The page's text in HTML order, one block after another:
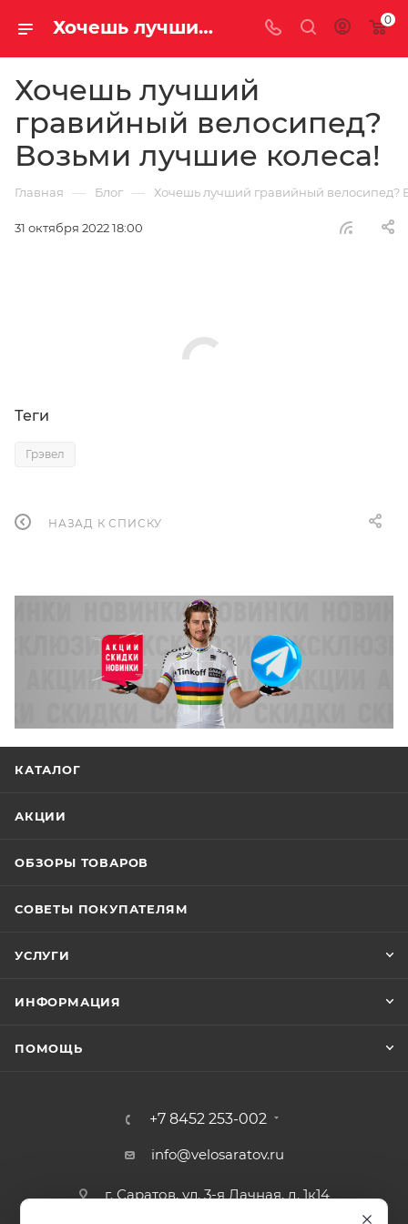
Хочешь лучший гравийный велосипед? Возьми лучшие колеса! | Блог 0
Хочешь лучший
гравийный велосипед?
Возьми лучшие колеса!
Главная — Блог — Хочешь лучший гравийный велосипед?
31 октября 2022 18:00
Теги
Грэвел
НАЗАД К СПИСКУ
КАТАЛОГ
АКЦИИ
ОБЗОРЫ ТОВАРОВ
СОВЕТЫ ПОКУПАТЕЛЯМ
УСЛУГИ
ИНФОРМАЦИЯ
ПОМОЩЬ
+7 8452 253-002
info@velosaratov.ru
г. Саратов, ул. 3-я Дачная, д. 1к14